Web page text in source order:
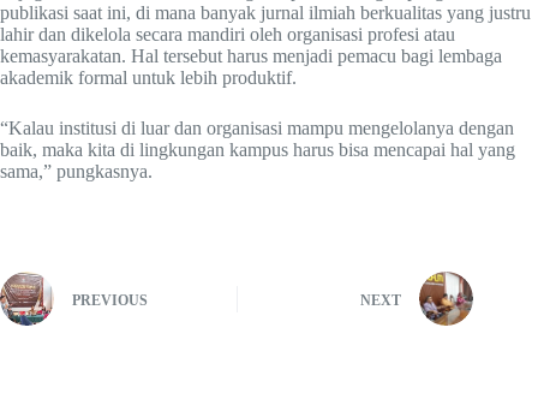
publikasi saat ini, di mana banyak jurnal ilmiah berkualitas yang justru
lahir dan dikelola secara mandiri oleh organisasi profesi atau
kemasyarakatan. Hal tersebut harus menjadi pemacu bagi lembaga
akademik formal untuk lebih produktif.
“Kalau institusi di luar dan organisasi mampu mengelolanya dengan
baik, maka kita di lingkungan kampus harus bisa mencapai hal yang
sama,” pungkasnya.
PREVIOUS NEXT